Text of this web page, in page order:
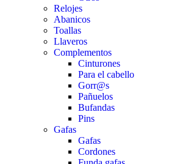
Relojes
Abanicos
Toallas
Llaveros
Complementos
Cinturones
Para el cabello
Gorr@s
Pañuelos
Bufandas
Pins
Gafas
Gafas
Cordones